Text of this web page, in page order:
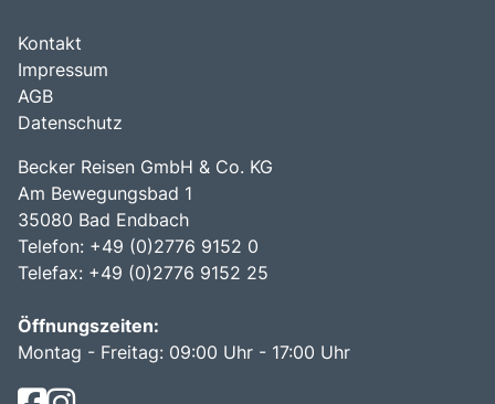
Kontakt
Impressum
AGB
Datenschutz
Becker Reisen GmbH & Co. KG
Am Bewegungsbad 1
35080 Bad Endbach
Telefon: +49 (0)2776 9152 0
Telefax: +49 (0)2776 9152 25
Öffnungszeiten:
Montag - Freitag: 09:00 Uhr - 17:00 Uhr